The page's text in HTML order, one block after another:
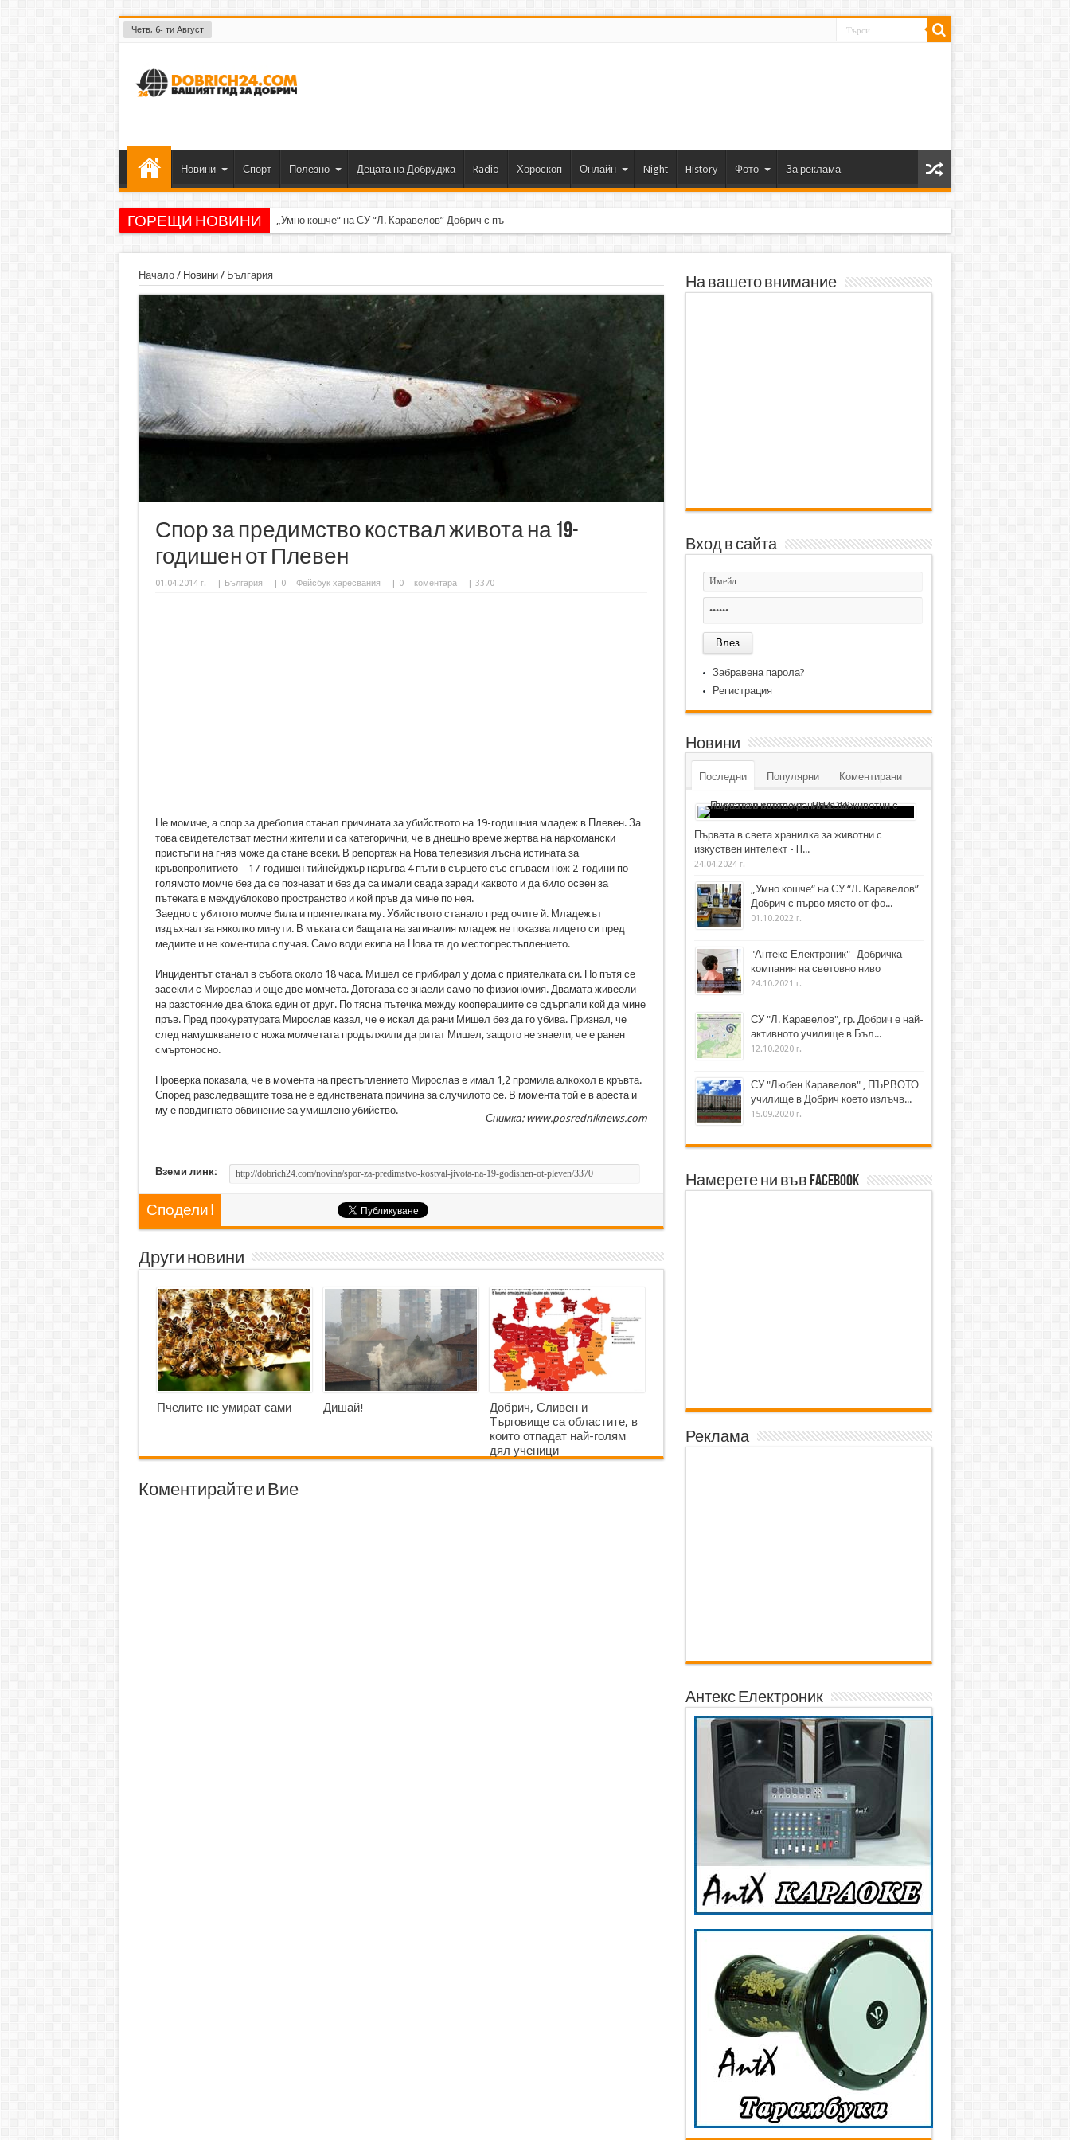
Четв, 6- ти Август
Новини Спорт Полезно Децата на Добруджа Radio Хороскоп Онлайн Night History Фото За реклама
ГОРЕЩИ НОВИНИ „Умно кошче“ на СУ “Л. Каравелов” Добрич с първо място от форум по роботика
Начало/ Новини/ България
Спор за предимство коствал живота на 19-
годишен от Плевен
01.04.2014 г. | България | 0 Фейсбук харесвания | 0 коментара | 3370
Не момиче, а спор за дреболия станал причината за убийството на 19-годишния младеж в Плевен. За
това свидетелстват местни жители и са категорични, че в днешно време жертва на наркомански
пристъпи на гняв може да стане всеки. В репортаж на Нова телевизия лъсна истината за
кръвопролитието – 17-годишен тийнейджър наръгва 4 пъти в сърцето със сгъваем нож 2-години по-
голямото момче без да се познават и без да са имали свада заради каквото и да било освен за
пътеката в междублоково пространство и кой пръв да мине по нея.
Заедно с убитото момче била и приятелката му. Убийството станало пред очите й. Младежът
издъхнал за няколко минути. В мъката си бащата на загиналия младеж не показва лицето си пред
медиите и не коментира случая. Само води екипа на Нова тв до местопрестъплението.
Инцидентът станал в събота около 18 часа. Мишел се прибирал у дома с приятелката си. По пътя се
засекли с Мирослав и още две момчета. Дотогава се знаели само по физиономия. Двамата живеели
на разстояние два блока един от друг. По тясна пътечка между кооперациите се сдърпали кой да мине
пръв. Пред прокуратурата Мирослав казал, че е искал да рани Мишел без да го убива. Признал, че
след намушкването с ножа момчетата продължили да ритат Мишел, защото не знаели, че е ранен
смъртоносно.
Проверка показала, че в момента на престъплението Мирослав е имал 1,2 промила алкохол в кръвта.
Според разследващите това не е единствената причина за случилото се. В момента той е в ареста и
му е повдигнато обвинение за умишлено убийство.
Снимка: www.posredniknews.com
Вземи линк:
Сподели !
Други новини
Пчелите не умират сами Дишай!
Добрич, Сливен и
Търговище са областите, в
които отпадат най-голям
дял ученици
Коментирайте и Вие
На вашето внимание
Вход в сайта
Забравена парола?
Регистрация
Новини
Последни Популярни Коментирани
Първата в света хранилка за животни с
изкуствен интелект - H...
24.04.2024 г.
„Умно кошче“ на СУ “Л. Каравелов”
Добрич с първо място от фо...
01.10.2022 г.
"Антекс Електроник"- Добричка
компания на световно ниво
24.10.2021 г.
СУ "Л. Каравелов", гр. Добрич е най-
активното училище в Бъл...
12.10.2020 г.
СУ "Любен Каравелов" , ПЪРВОТО
училище в Добрич което излъчв...
15.09.2020 г.
Намерете ни във Facebook
Реклама
Антекс Електроник